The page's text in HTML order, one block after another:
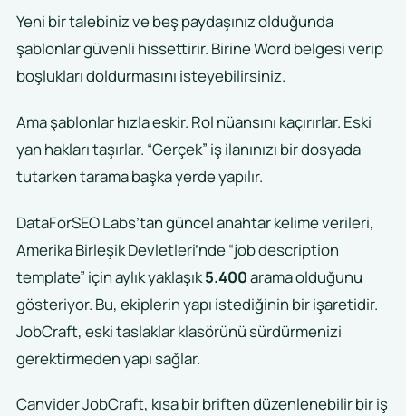
Yeni bir talebiniz ve beş paydaşınız olduğunda
şablonlar güvenli hissettirir. Birine Word belgesi verip
boşlukları doldurmasını isteyebilirsiniz.
Ama şablonlar hızla eskir. Rol nüansını kaçırırlar. Eski
yan hakları taşırlar. “Gerçek” iş ilanınızı bir dosyada
tutarken tarama başka yerde yapılır.
DataForSEO Labs’tan güncel anahtar kelime verileri,
Amerika Birleşik Devletleri’nde “job description
template” için aylık yaklaşık5.400arama olduğunu
gösteriyor. Bu, ekiplerin yapı istediğinin bir işaretidir.
JobCraft, eski taslaklar klasörünü sürdürmenizi
gerektirmeden yapı sağlar.
Canvider JobCraft, kısa bir briften düzenlenebilir bir iş